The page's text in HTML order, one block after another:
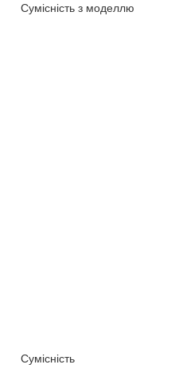
Сумісність з моделлю
Сумісність